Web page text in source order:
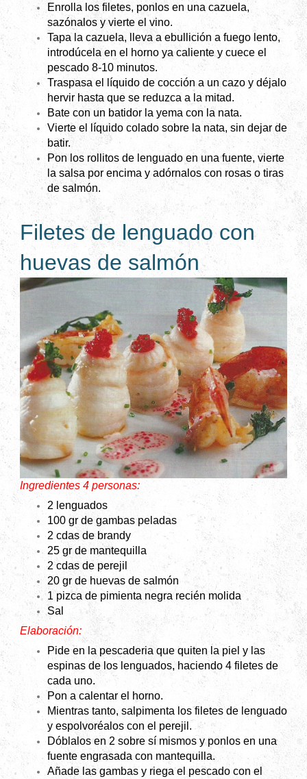
Enrolla los filetes, ponlos en una cazuela,
sazónalos y vierte el vino.
Tapa la cazuela, lleva a ebullición a fuego lento,
introdúcela en el horno ya caliente y cuece el
pescado 8-10 minutos.
Traspasa el líquido de cocción a un cazo y déjalo
hervir hasta que se reduzca a la mitad.
Bate con un batidor la yema con la nata.
Vierte el líquido colado sobre la nata, sin dejar de
batir.
Pon los rollitos de lenguado en una fuente, vierte
la salsa por encima y adórnalos con rosas o tiras
de salmón.
Filetes de lenguado con
huevas de salmón
Ingredientes 4 personas:
2 lenguados
100 gr de gambas peladas
2 cdas de brandy
25 gr de mantequilla
2 cdas de perejil
20 gr de huevas de salmón
1 pizca de pimienta negra recién molida
Sal
Elaboración:
Pide en la pescaderia que quiten la piel y las
espinas de los lenguados, haciendo 4 filetes de
cada uno.
Pon a calentar el horno.
Mientras tanto, salpimenta los filetes de lenguado
y espolvoréalos con el perejil.
Dóblalos en 2 sobre sí mismos y ponlos en una
fuente engrasada con mantequilla.
Añade las gambas y riega el pescado con el